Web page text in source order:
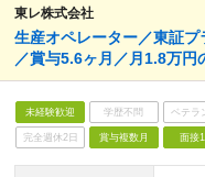
東レ株式会社
生産オペレーター／東証
／賞与5.6ヶ月／月1.8万
未経験歓迎 学歴不問 ベテラ
完全週休2日 賞与複数月 面接